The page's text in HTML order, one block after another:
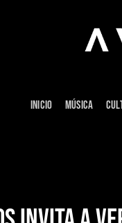
INICIO MÚSICA